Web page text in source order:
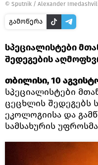
© Sputnik / Alexander
გამოწერა
სპეციალისტები
შედეგების
თბილისი, 10
სპეციალისტები
ცეცხლის შედეგებს
ეკოლოგიისა და
სამსახურის